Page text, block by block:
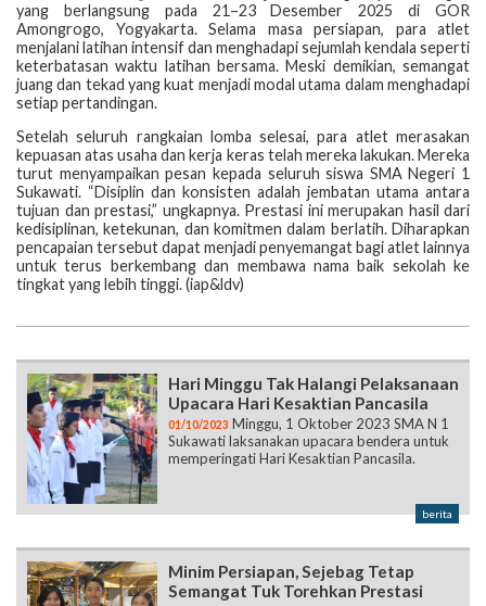
yang berlangsung pada 21–23 Desember 2025 di GOR
Amongrogo, Yogyakarta. Selama masa persiapan, para atlet
menjalani latihan intensif dan menghadapi sejumlah kendala seperti
keterbatasan waktu latihan bersama. Meski demikian, semangat
juang dan tekad yang kuat menjadi modal utama dalam menghadapi
setiap pertandingan.
Setelah seluruh rangkaian lomba selesai, para atlet merasakan
kepuasan atas usaha dan kerja keras telah mereka lakukan. Mereka
turut menyampaikan pesan kepada seluruh siswa SMA Negeri 1
Sukawati. “Disiplin dan konsisten adalah jembatan utama antara
tujuan dan prestasi,” ungkapnya. Prestasi ini merupakan hasil dari
kedisiplinan, ketekunan, dan komitmen dalam berlatih. Diharapkan
pencapaian tersebut dapat menjadi penyemangat bagi atlet lainnya
untuk terus berkembang dan membawa nama baik sekolah ke
tingkat yang lebih tinggi. (iap&ldv)
Hari Minggu Tak Halangi Pelaksanaan
Upacara Hari Kesaktian Pancasila
01/10/2023 Minggu, 1 Oktober 2023 SMA N 1
Sukawati laksanakan upacara bendera untuk
memperingati Hari Kesaktian Pancasila.
berita
Minim Persiapan, Sejebag Tetap
Semangat Tuk Torehkan Prestasi